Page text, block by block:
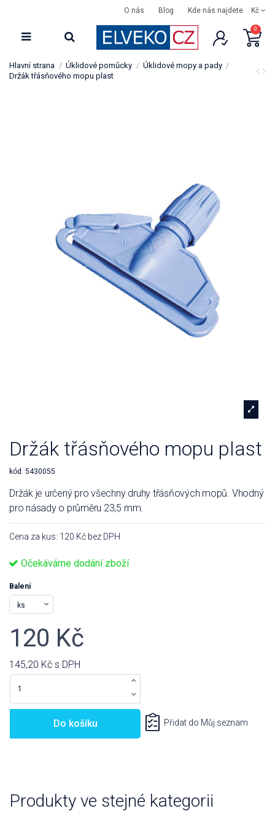
O nás Blog Kde nás najdete Kč
0
Hlavní strana Úklidové pomůcky
Úklidové mopy a pady
Držák třásňového mopu plast
Držák třásňového mopu plast
kód: 5430055
Držák je určený pro všechny druhy třásňových mopů. Vhodný
pro násady o průměru 23,5 mm.
Cena za kus: 120 Kč bez DPH
Očekáváme dodání zboží
Balení
120 Kč
145,20 Kč s DPH
Do košíku Přidat do Můj seznam
Produkty ve stejné kategorii